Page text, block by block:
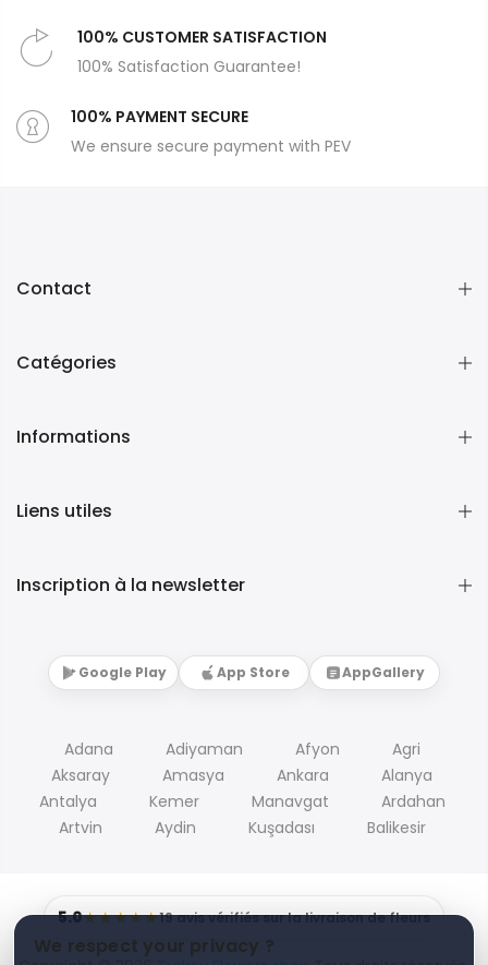
We respect your privacy ?
100% CUSTOMER SATISFACTION
100% Satisfaction Guarantee!
100% PAYMENT SECURE
We ensure secure payment with PEV
Contact
Catégories
Informations
Liens utiles
Inscription à la newsletter
Google Play App Store AppGallery
Adana Adiyaman Afyon
Agri
Aksaray
Amasya Ankara
Alanya
Antalya
Kemer Manavgat
Ardahan
Artvin
Aydin Kuşadası Balikesir
5.0★★★★★19 avis vérifiés sur la livraison de fleurs